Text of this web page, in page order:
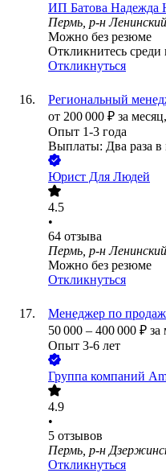
ИП Батова Надежда
Пермь, р-н Ленинский
Можно без резюме
Откликнитесь среди
Откликнуться
Региональный
от 200 000 ₽ за месяц,
Опыт 1-3 года
Выплаты: Два раза в
Юрист Для Людей
4.5
•
64 отзыва
Пермь, р-н Ленинский
Можно без резюме
Откликнуться
Менеджер по
50 000 – 400 000 ₽ за
Опыт 3-6 лет
Группа компаний
4.9
•
5 отзывов
Пермь, р-н
Откликнуться